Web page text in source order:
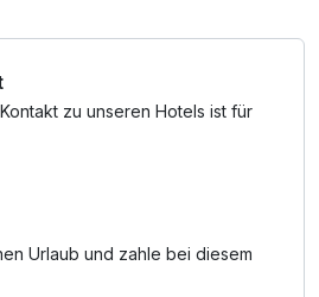
zu unseren Hotels ist für
Urlaub und zahle bei diesem